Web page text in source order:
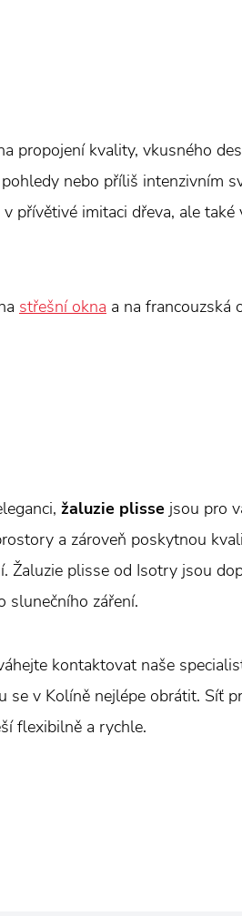
propojení kvality, vkusného
nebo příliš intenzivním
přívětivé imitaci dřeva, ale
střešní okna a na francouzská
žaluzie plisse jsou pro
a zároveň poskytnou
Žaluzie plisse od Isotry jsou
slunečního záření.
kontaktovat naše
v Kolíně nejlépe obrátit. Síť
flexibilně a rychle.